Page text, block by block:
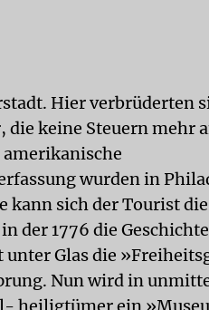
Hier verbrüderten
keine Steuern mehr
wurden in
kann sich der Tourist die
der 1776 die
Glas die
Nun wird in